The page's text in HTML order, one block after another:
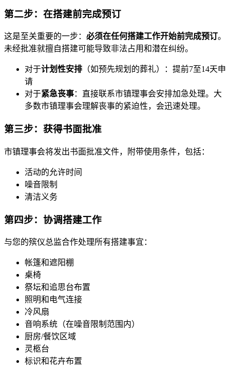
第二步：在搭建前完成预订
这是至关重要的一步： 必须在任何搭建工作开始前完成预订。
未经批准就擅自搭建可能导致非法占用和潜在纠纷。
对于计划性安排 （如预先规划的葬礼）：提前7至14天申
请
对于紧急丧事：直接联系市镇理事会安排加急处理。大
多数市镇理事会理解丧事的紧迫性，会迅速处理。
第三步：获得书面批准
市镇理事会将发出书面批准文件，附带使用条件，包括：
活动的允许时间
噪音限制
清洁义务
第四步：协调搭建工作
与您的殡仪总监合作处理所有搭建事宜：
帐篷和遮阳棚
桌椅
祭坛和追思台布置
照明和电气连接
冷风扇
音响系统（在噪音限制范围内）
厨房/餐饮区域
灵柩台
标识和花卉布置